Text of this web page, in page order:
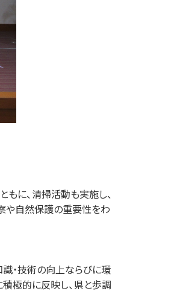
に、清掃活動も実施し、
や⾃然保護の重要性をわ
・技術の向上ならびに環
極的に反映し、県と歩調